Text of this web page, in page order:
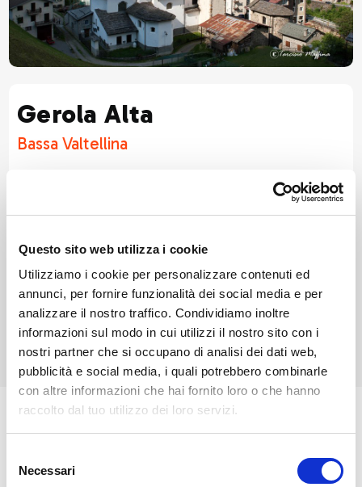
Questo sito web utilizza i cookie
Utilizziamo i cookie per personalizzare contenuti ed
annunci, per fornire funzionalità dei social media e per
analizzare il nostro traffico. Condividiamo inoltre
informazioni sul modo in cui utilizzi il nostro sito con i
nostri partner che si occupano di analisi dei dati web,
pubblicità e social media, i quali potrebbero combinarle
con altre informazioni che hai fornito loro o che hanno
raccolto dal tuo utilizzo dei loro servizi.
delNecessari
Gerola Alta
Bassa Valtellina
Gerola Alta si trova in Val Gerola, a 1.050 metri di
altitudine, tra le Alpi Orobie.Da visitare la chiesa di San
"La nostra storia". È punto di partenza per escursioni
al Lago di Pescegallo e al Rifugio Salmurano. Ogni
settembre ospita la Sagra del Bitto, dedicata al
celebre formaggio locale.​
Gerola Alta è l'ultimo comune della Valgerola. Situato
a 1053 m., oltre a Gerola (Piazza) numerose sono le
frazioni che si addentrano nella parte alta della valle: